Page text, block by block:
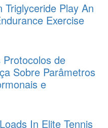
Triglyceride Play An
Exercise
de
Sobre Parâmetros
e
In Elite Tennis